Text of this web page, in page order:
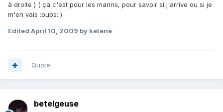
à droite ) ( ça c'est pour les marins, pour savoir si j'arrive ou si je
m'en vais :oups: ).
Edited April 10, 2009 by ketene
Quote
betelgeuse